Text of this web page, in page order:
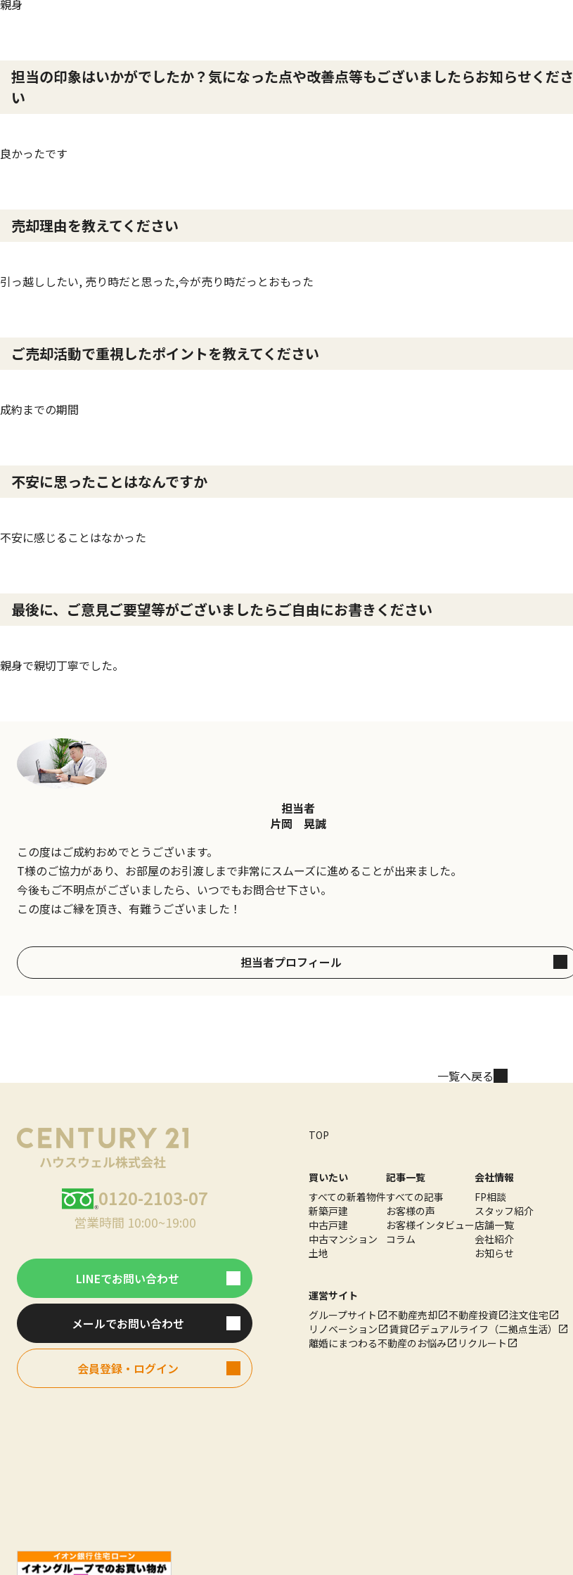
親身
担当の印象はいかがでしたか？気になった点や改善点等もございましたらお知らせくださ
い
良かったです
売却理由を教えてください
引っ越ししたい, 売り時だと思った,今が売り時だっとおもった
ご売却活動で重視したポイントを教えてください
成約までの期間
不安に思ったことはなんですか
不安に感じることはなかった
最後に、ご意見ご要望等がございましたらご自由にお書きください
親身で親切丁寧でした。
担当者
片岡 晃誠
この度はご成約おめでとうございます。
T様のご協力があり、お部屋のお引渡しまで非常にスムーズに進めることが出来ました。
今後もご不明点がございましたら、いつでもお問合せ下さい。
この度はご縁を頂き、有難うございました！
担当者プロフィール
一覧へ戻る
0120-2103-07
営業時間 10:00~19:00
LINEでお問い合わせ
メールでお問い合わせ
会員登録・ログイン
TOP
買いたい
すべての新着物件
新築戸建
中古戸建
中古マンション
土地
記事一覧
すべての記事
お客様の声
お客様インタビュー
コラム
会社情報
FP相談
スタッフ紹介
店舗一覧
会社紹介
お知らせ
運営サイト
グループサイト
不動産売却 不動産投資
注文住宅
リノベーション
賃貸
デュアルライフ（二拠点生活）
離婚にまつわる不動産のお悩み
リクルート